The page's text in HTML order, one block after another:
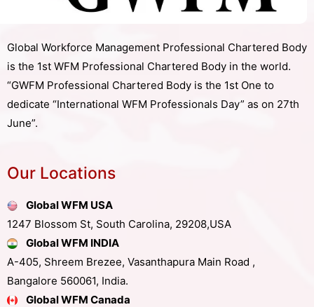
Global Workforce Management Professional Chartered Body
is the 1st WFM Professional Chartered Body in the world.
“GWFM Professional Chartered Body is the 1st One to
dedicate “International WFM Professionals Day” as on 27th
June”.
Our Locations
Global WFM USA
1247 Blossom St, South Carolina, 29208,USA
Global WFM INDIA
A-405, Shreem Brezee, Vasanthapura Main Road ,
Bangalore 560061, India.
Global WFM Canada